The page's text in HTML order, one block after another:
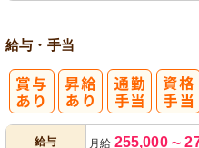
給与・手当
給与 月給 255,000 〜